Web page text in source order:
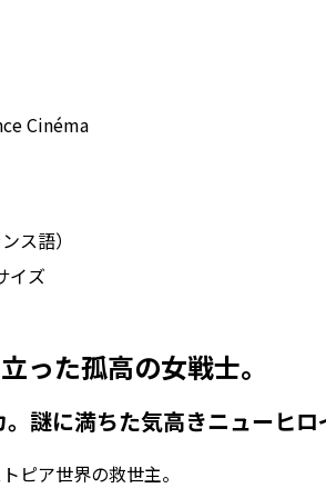
Cinéma
ス語）
イズ
った孤高の女戦士。
謎に満ちた気高きニューヒロ
ピア世界の救世主。